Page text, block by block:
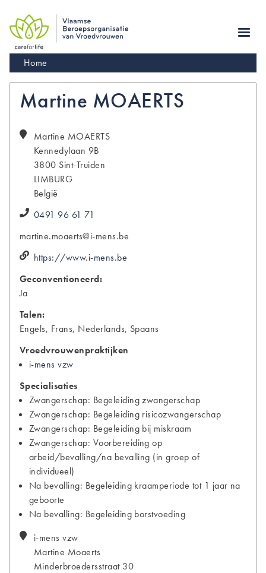
main
navigation
Kruimelpad
Home
Martine MOAERTS
Martine MOAERTS
Kennedylaan 9B
3800 Sint-Truiden
LIMBURG
België
0491 96 61 71
martine.moaerts@i-mens.be
https://www.i-mens.be
Geconventioneerd:
Ja
Talen:
Engels, Frans, Nederlands, Spaans
Vroedvrouwenpraktijken
i-mens vzw
Specialisaties
Zwangerschap: Begeleiding zwangerschap
Zwangerschap: Begeleiding risicozwangerschap
Zwangerschap: Begeleiding bij miskraam
Zwangerschap: Voorbereiding op
arbeid/bevalling/na bevalling (in groep of
individueel)
Na bevalling: Begeleiding kraamperiode tot 1 jaar na
geboorte
Na bevalling: Begeleiding borstvoeding
i-mens vzw
Martine Moaerts
Minderbroedersstraat 30